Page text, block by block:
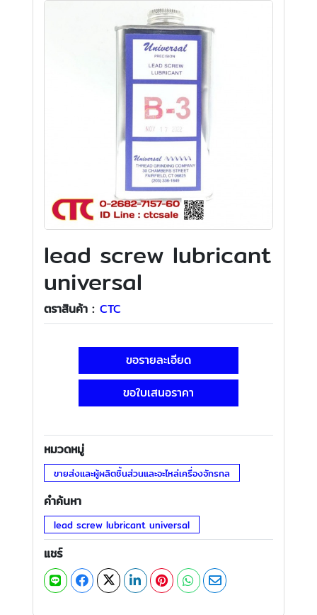
lead screw lubricant
universal
ตราสินค้า : CTC
ขอรายละเอียด
ขอใบเสนอราคา
หมวดหมู่
ขายส่งและผู้ผลิตชิ้นส่วนและอะไหล่เครื่องจักรกล
คำค้นหา
lead screw lubricant universal
แชร์